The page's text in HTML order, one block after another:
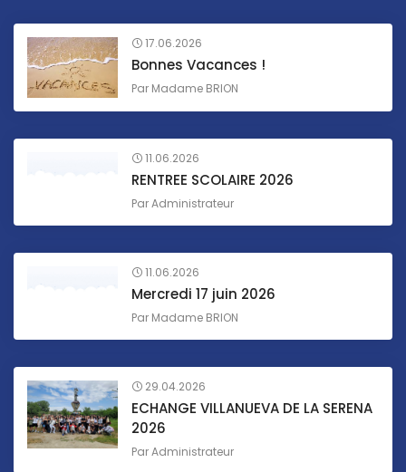
17.06.2026
Bonnes Vacances !
Par Madame BRION
11.06.2026
RENTREE SCOLAIRE 2026
ParAdministrateur
11.06.2026
Mercredi 17 juin 2026
Par Madame BRION
29.04.2026
ECHANGE VILLANUEVA DE LA SERENA
2026
ParAdministrateur